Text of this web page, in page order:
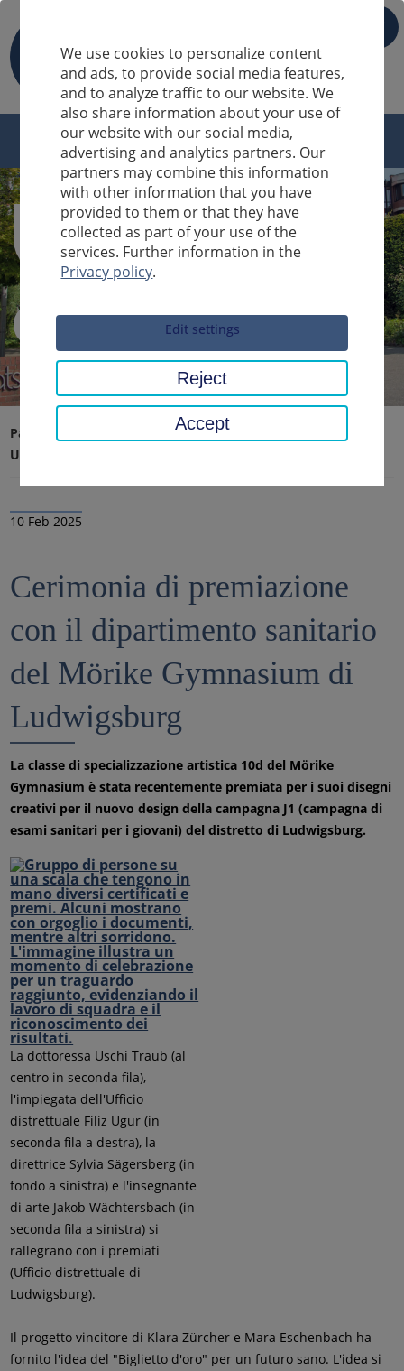
Sucheingabe
Pagina iniziale
Ufficio distrettuale, distretto
Ultime notizie
10 Feb 2025
Cerimonia di premiazione
con il dipartimento sanitario
del Mörike Gymnasium di
Ludwigsburg
La classe di specializzazione artistica 10d del Mörike
Gymnasium è stata recentemente premiata per i suoi disegni
creativi per il nuovo design della campagna J1 (campagna di
esami sanitari per i giovani) del distretto di Ludwigsburg.
La dottoressa Uschi Traub (al
centro in seconda fila),
l'impiegata dell'Ufficio
distrettuale Filiz Ugur (in
seconda fila a destra), la
direttrice Sylvia Sägersberg (in
fondo a sinistra) e l'insegnante
di arte Jakob Wächtersbach (in
seconda fila a sinistra) si
rallegrano con i premiati
(Ufficio distrettuale di
Ludwigsburg).
Il progetto vincitore di Klara Zürcher e Mara Eschenbach ha
fornito l'idea del "Biglietto d'oro" per un futuro sano. L'idea si
We use cookies to personalize content
and ads, to provide social media features,
and to analyze traffic to our website. We
also share information about your use of
our website with our social media,
advertising and analytics partners. Our
partners may combine this information
with other information that you have
provided to them or that they have
collected as part of your use of the
services. Further information in the
Privacy policy.
Edit settings
Reject
Accept